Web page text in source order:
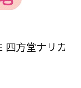
四方堂ナリカ